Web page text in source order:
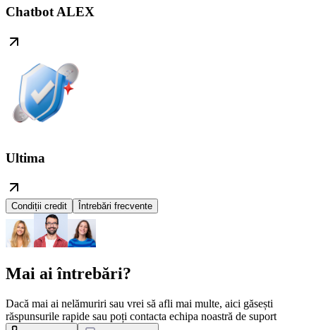
Chatbot ALEX
Ultima
Condiții credit Întrebări frecvente
Mai ai întrebări?
Dacă mai ai nelămuriri sau vrei să afli mai multe, aici găsești
răspunsurile rapide sau poți contacta echipa noastră de suport